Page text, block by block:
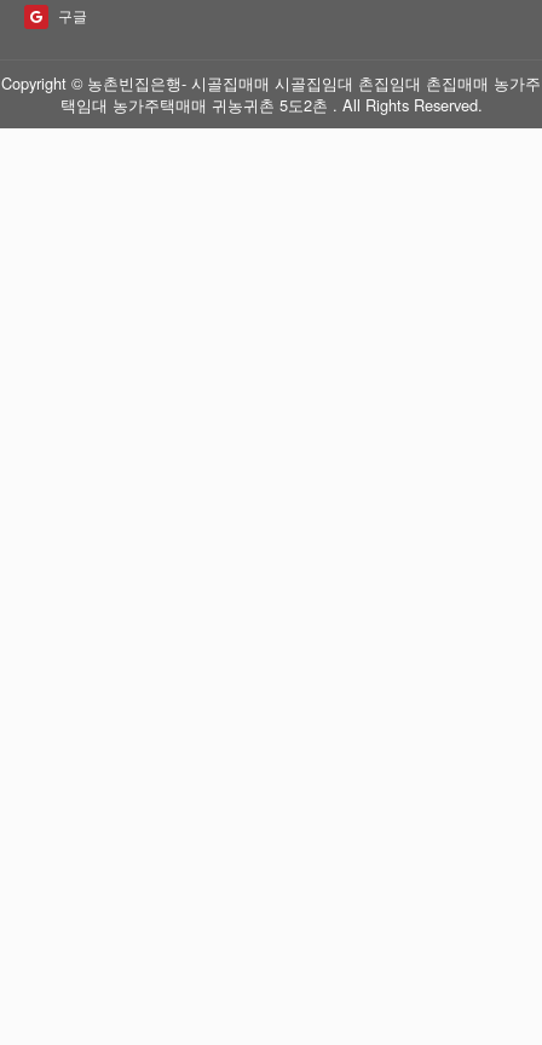
구글
Copyright © 농촌빈집은행- 시골집매매 시골집임대 촌집임대 촌집매매 농가주
택임대 농가주택매매 귀농귀촌 5도2촌 . All Rights Reserved.